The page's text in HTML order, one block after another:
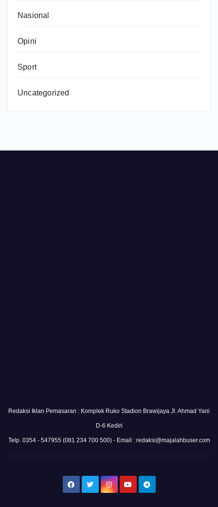
Nasional
Opini
Sport
Uncategorized
Redaksi Iklan Pemasaran : Komplek Ruko Stadion Brawijaya Jl. Ahmad Yani
D-6 Kediri
Telp. 0354 - 547955 (081 234 700 500) - Email : redaksi@majalahbuser.com